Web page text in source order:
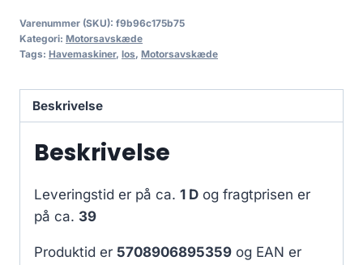
Varenummer (SKU): f9b96c175b75
Kategori: Motorsavskæde
Tags: Havemaskiner, los, Motorsavskæde
Beskrivelse
Beskrivelse
Leveringstid er på ca. 1 D og fragtprisen er
på ca. 39
Produktid er 5708906895359 og EAN er